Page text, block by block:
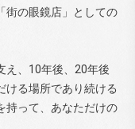
街の眼鏡店」としての
え、10年後、20年後
ける場所であり続ける
持って、あなただけの